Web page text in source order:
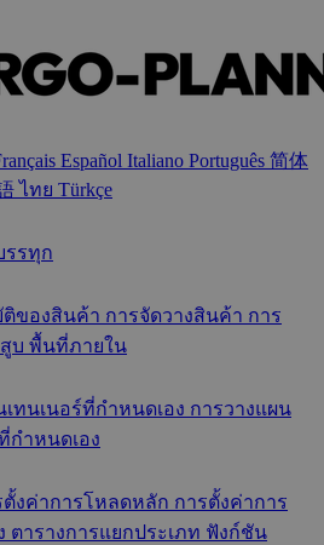
Español Italiano Português 简体
ไทย Türkçe
รรทุก
ของสินค้า การจัดวางสินค้า การ
บ พื้นที่ภายใน
ทนเนอร์ที่กำหนดเอง การวางแผน
กำหนดเอง
ตั้งค่าการโหลดหลัก การตั้งค่าการ
ตารางการแยกประเภท ฟังก์ชัน